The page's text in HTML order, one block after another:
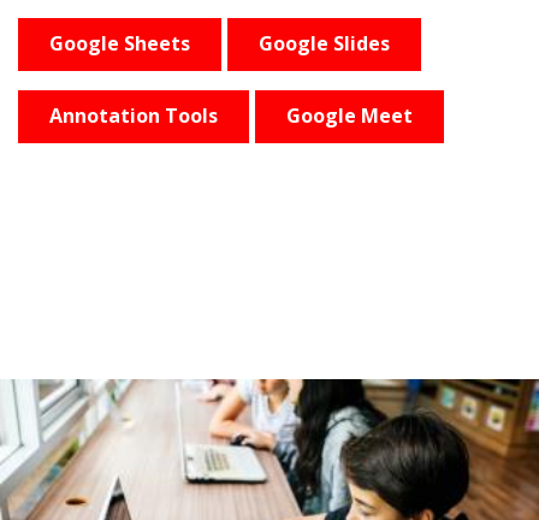
Google Sheets Google Slides
Annotation Tools Google Meet